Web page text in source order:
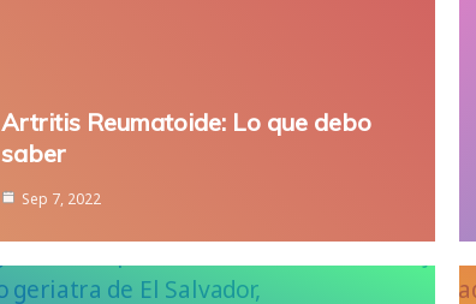
Artritis Reumatoide: Lo que debo
saber
Sep 7, 2022